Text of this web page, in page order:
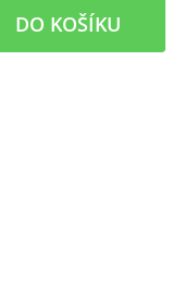
DO KOŠÍKU